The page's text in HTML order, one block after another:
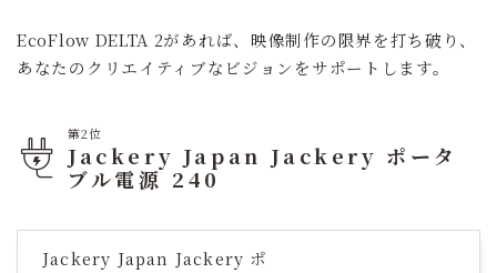
EcoFlow DELTA 2があれば、映像制作の限界を打ち破り、
あなたのクリエイティブなビジョンをサポートします。
第2位
Jackery Japan Jackery ポータ
ブル電源 240
Jackery Japan Jackery ポ